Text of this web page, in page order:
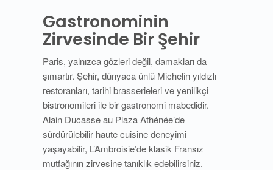
Gastronominin
Zirvesinde Bir Şehir
Paris, yalnızca gözleri değil, damakları da
şımartır. Şehir, dünyaca ünlü Michelin yıldızlı
restoranları, tarihi brasserieleri ve yenilikçi
bistronomileri ile bir gastronomi mabedidir.
Alain Ducasse au Plaza Athénée’de
sürdürülebilir haute cuisine deneyimi
yaşayabilir, L’Ambroisie’de klasik Fransız
mutfağının zirvesine tanıklık edebilirsiniz.